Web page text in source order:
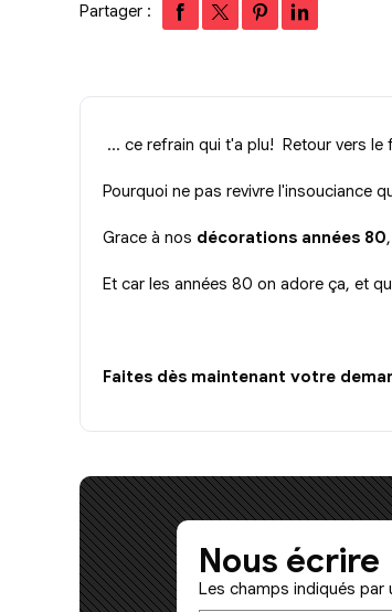
Partager :
... ce refrain qui t'a plu! Retour vers le
Pourquoi ne pas revivre l'insouciance
Grace à nos décorations années 80
Et car les années 80 on adore ça, et
Faites dès maintenant votre
Nous écrire
Les champs indiqués